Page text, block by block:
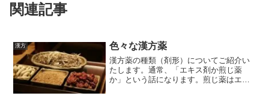
関連記事
漢方 色々な漢方薬
漢方薬の種類（剤形）についてご紹介い
たします。通常、「エキス剤か煎じ薬
か」という話になります。煎じ薬はエキ